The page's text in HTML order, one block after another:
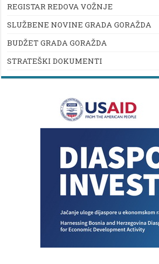
REGISTAR REDOVA VOŽNJE
SLUŽBENE NOVINE GRADA GORAŽDA
BUDŽET GRADA GORAŽDA
STRATEŠKI DOKUMENTI